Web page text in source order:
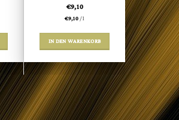
€9,10
€9,10/l
IN DEN WARENKORB